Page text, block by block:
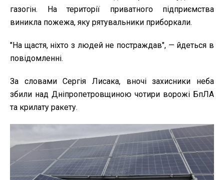
газогін. На території приватного підприємства
виникла пожежа, яку рятувальники приборкали.
"На щастя, ніхто з людей не постраждав", — йдеться в
повідомленні.
За словами Сергія Лисака, вночі захисники неба
збили над Дніпропетровщиною чотири ворожі БпЛА
та крилату ракету.